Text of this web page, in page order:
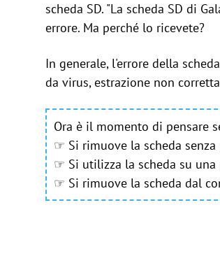
scheda SD. "La scheda SD di
errore. Ma perché lo ricevete?
In generale, l'errore della
da virus, estrazione non
Ora è il momento di pensare
☞ Si rimuove la scheda
☞ Si utilizza la scheda su
☞ Si rimuove la scheda dal